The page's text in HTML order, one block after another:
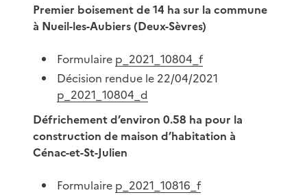
Premier boisement de 14 ha sur la commune
à Nueil-les-Aubiers (Deux-Sèvres)
Formulaire p_2021_10804_f
Décision rendue le 22/04/2021
p_2021_10804_d
Défrichement d’environ 0.58 ha pour la
construction de maison d’habitation à
Cénac-et-St-Julien
Formulaire p_2021_10816_f